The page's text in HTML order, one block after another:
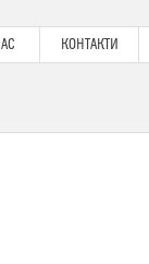
КОНТАКТИ